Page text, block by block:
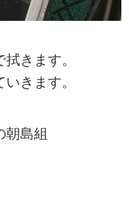
きます。
きます。
朝島組